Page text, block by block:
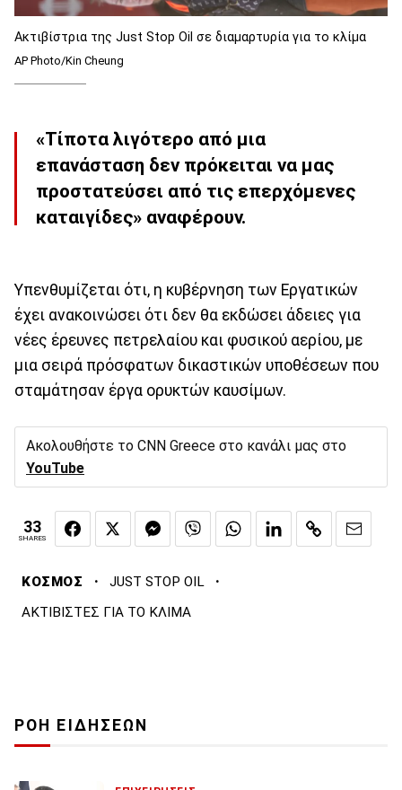
Ακτιβίστρια της Just Stop Oil σε διαμαρτυρία για το κλίμα
AP Photo/Kin Cheung
«Τίποτα λιγότερο από μια
επανάσταση δεν πρόκειται να μας
προστατεύσει από τις επερχόμενες
καταιγίδες» αναφέρουν.
Υπενθυμίζεται ότι, η κυβέρνηση των Εργατικών
έχει ανακοινώσει ότι δεν θα εκδώσει άδειες για
νέες έρευνες πετρελαίου και φυσικού αερίου, με
μια σειρά πρόσφατων δικαστικών υποθέσεων που
σταμάτησαν έργα ορυκτών καυσίμων.
Ακολουθήστε το CNN Greece στο κανάλι μας στο
YouTube
33
SHARES
ΚΟΣΜΟΣ · JUST STOP OIL ·
ΑΚΤΙΒΙΣΤΕΣ ΓΙΑ ΤΟ ΚΛΙΜΑ
ΡΟΗ ΕΙΔΗΣΕΩΝ